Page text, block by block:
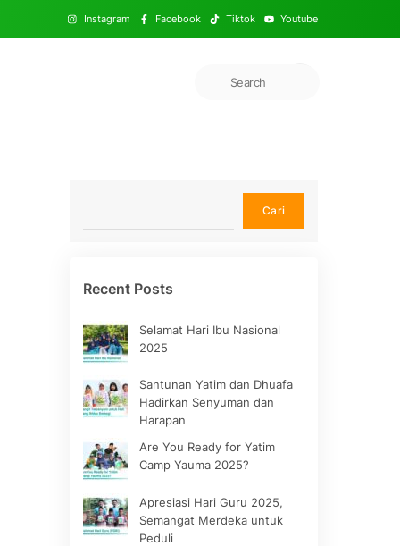
Instagram Facebook Tiktok Youtube
Cari
Recent Posts
Selamat Hari Ibu Nasional
2025
Santunan Yatim dan Dhuafa
Hadirkan Senyuman dan
Harapan
Are You Ready for Yatim
Camp Yauma 2025?
Apresiasi Hari Guru 2025,
Semangat Merdeka untuk
Peduli